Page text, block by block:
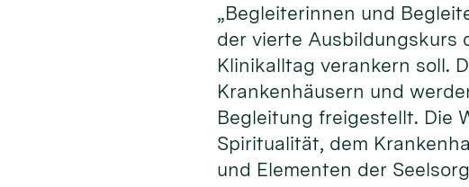
„Begleiterinnen und
der vierte Ausbildungskurs
Klinikalltag verankern soll.
Krankenhäusern und
Begleitung freigestellt. Die
Spiritualität, dem
und Elementen der